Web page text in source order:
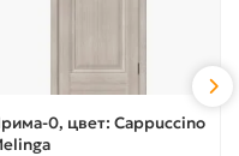
0, цвет: Cappuccino